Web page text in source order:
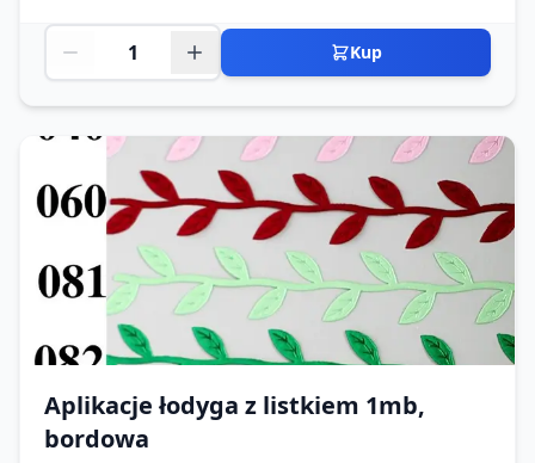
Kup
Aplikacje łodyga z listkiem 1mb,
bordowa